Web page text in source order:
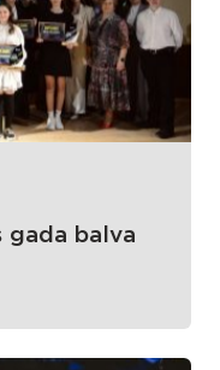
gada balva